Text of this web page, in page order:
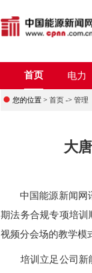
首页 电力
您的位置 > 首页 -> 管理
大
中 国能源新闻网
期法务合规专项培
视频分会场的教学模
培训立足公司新能